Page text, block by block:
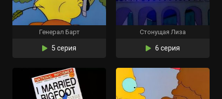
Генерал Барт
5 серия
Стонущая Лиза
6 серия